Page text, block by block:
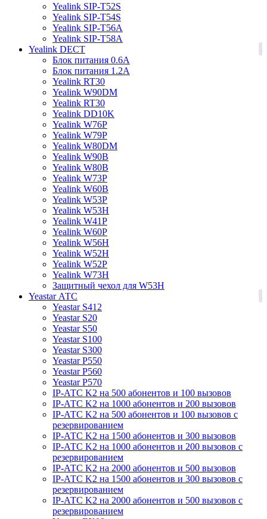
Yealink SIP-T52S
Yealink SIP-T54S
Yealink SIP-T56A
Yealink SIP-T58A
Yealink DECT
Блок питания 0.6A
Блок питания 1.2A
Yealink RT30
Yealink W90DM
Yealink RT30
Yealink DD10K
Yealink W76P
Yealink W79P
Yealink W80DM
Yealink W90B
Yealink W80B
Yealink W73P
Yealink W60B
Yealink W53P
Yealink W53H
Yealink W41P
Yealink W60P
Yealink W56H
Yealink W52H
Yealink W52P
Yealink W73H
Защитный чехол для W53H
Yeastar АТС
Yeastar S412
Yeastar S20
Yeastar S50
Yeastar S100
Yeastar S300
Yeastar P550
Yeastar P560
Yeastar P570
IP-АТС K2 на 500 абонентов и 100 вызовов
IP-АТС K2 на 1000 абонентов и 200 вызовов
IP-АТС K2 на 500 абонентов и 100 вызовов с
резервированием
IP-АТС K2 на 1500 абонентов и 300 вызовов
IP-АТС K2 на 1000 абонентов и 200 вызовов с
резервированием
IP-АТС K2 на 2000 абонентов и 500 вызовов
IP-АТС K2 на 1500 абонентов и 300 вызовов с
резервированием
IP-АТС K2 на 2000 абонентов и 500 вызовов с
резервированием